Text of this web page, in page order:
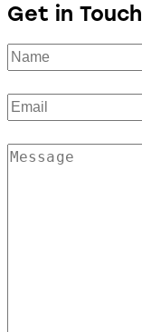
Get in Touch